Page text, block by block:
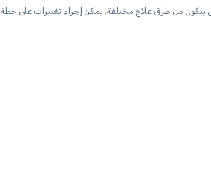
يتكون من طرق علاج مختلفة. يمكن إجراء تغييرات على خطة